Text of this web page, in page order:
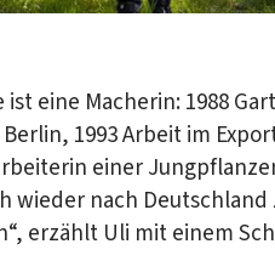
eine Macherin: 1988
1993 Arbeit im
einer
nach Deutschland
erzählt Uli mit einem